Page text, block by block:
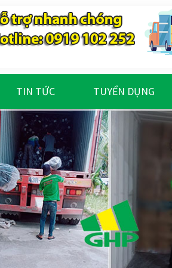
TIN TỨC TUYỂN DỤNG